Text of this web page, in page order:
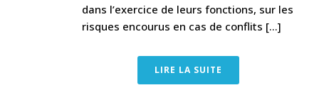
dans l’exercice de leurs fonctions, sur les
risques encourus en cas de conflits [...]
LIRE LA SUITE